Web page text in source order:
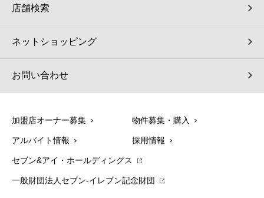
店舗検索
ネットショッピング
お問い合わせ
加盟店オーナー募集 物件募集・購入
アルバイト情報 採用情報
セブン&アイ・ホールディングス
一般財団法人セブン-イレブン記念財団